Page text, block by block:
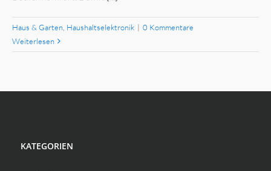
Haus & Garten Haushaltselektronik | 0 Kommentare
Weiterlesen
KATEGORIEN